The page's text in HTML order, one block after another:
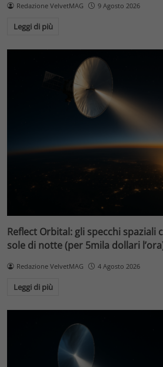
Redazione VelvetMAG 9 Agosto 2026
Leggi di più
Reflect Orbital: gli specchi
sole di notte (per 5mila dollari
Redazione VelvetMAG 4 Agosto 2026
Leggi di più